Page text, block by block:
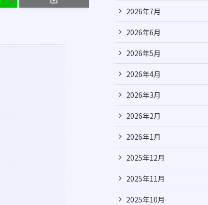
2026年7月
2026年6月
2026年5月
2026年4月
2026年3月
2026年2月
2026年1月
2025年12月
2025年11月
2025年10月